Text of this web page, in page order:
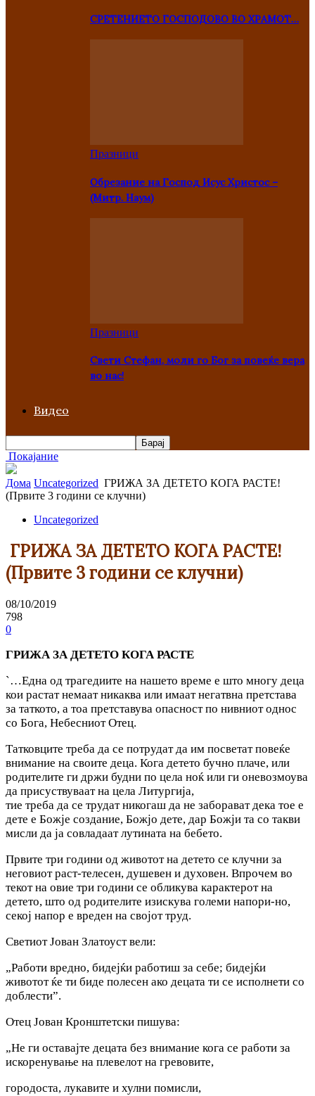
СРЕТЕНИЕТО ГОСПОДОВО ВО ХРАМОТ…
Празници
Oбрезание на Господ Исус Христос –
(Митр. Наум)
Празници
Свети Стефан, моли го Бог за повеќе вера
во нас!
Видео
Покајание
Дома Uncategorized ГРИЖА ЗА ДЕТЕТО КОГА РАСТЕ!
(Првите 3 години се клучни)
Uncategorized
ГРИЖА ЗА ДЕТЕТО КОГА РАСТЕ!
(Првите 3 години се клучни)
08/10/2019
798
0
ГРИЖА ЗА ДЕТЕТО КОГА РАСТЕ
`…Една од трагедиите на нашето време е што многу деца
кои растат немаат никаква или имаат негатвна претстава
за таткото, а тоа претставува опасност по нивниот однос
со Бога, Небесниот Отец.
Татковците треба да се потрудат да им посветат повеќе
внимание на своите деца. Кога детето бучно плаче, или
родителите ги држи будни по цела ноќ или ги оневозмоува
да присуствуваат на цела Литургија,
тие треба да се трудат никогаш да не заборават дека тое е
дете е Божје создание, Божјо дете, дар Божји та со такви
мисли да ја совладаат лутината на бебето.
Првите три години од животот на детето се клучни за
неговиот раст-телесен, душевен и духовен. Впрочем во
текот на овие три години се обликува карактерот на
детето, што од родителите изискува големи напори-но,
секој напор е вреден на својот труд.
Светиот Јован Златоуст вели:
„Работи вредно, бидејќи работиш за себе; бидејќи
животот ќе ти биде полесен ако децата ти се исполнети со
доблести”.
Отец Јован Кронштетски пишува:
„Не ги оставајте децата без внимание кога се работи за
искоренување на плевелот на гревовите,
городоста, лукавите и хулни помисли,